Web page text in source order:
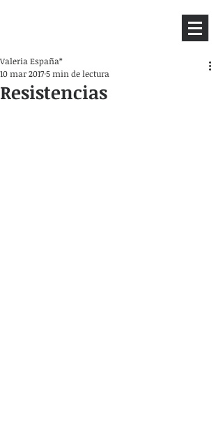
Resistencias
Valeria España*
10 mar 20175 min de lectura